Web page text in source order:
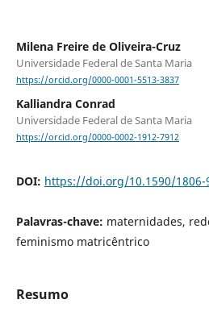
Milena Freire de Oliveira-Cruz
Universidade Federal de Santa Maria
https://orcid.org/0000-0001-5513-3837
Kalliandra Conrad
Universidade Federal de Santa Maria
https://orcid.org/0000-0002-1912-7912
DOI: https://doi.org/10.1590/1806-
Palavras-chave: maternidades,
feminismo matricêntrico
Resumo